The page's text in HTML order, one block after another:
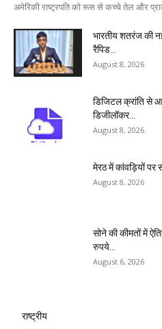
अमेरिकी राष्ट्रपति को रूस से कच्चे तेल और
भारतीय शतरंज की
रैपिड...
August 8, 2026
डिजिटल क्रांति से
डिजीलॉकर...
August 8, 2026
मेरठ में कांवड़ियों पर
August 8, 2026
सोने की कीमतों में
रुपये...
August 6, 2026
राष्ट्रीय